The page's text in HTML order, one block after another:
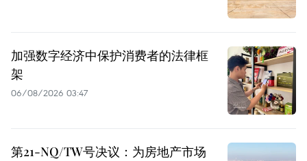
加强数字经济中保护消费者的法律框
架
06/08/2026 03:47
第21-NQ/TW号决议：为房地产市场